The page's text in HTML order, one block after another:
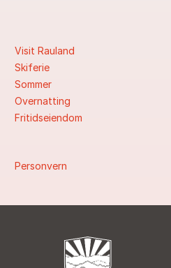
Visit Rauland
Skiferie
Sommer
Overnatting
Fritidseiendom
Personvern